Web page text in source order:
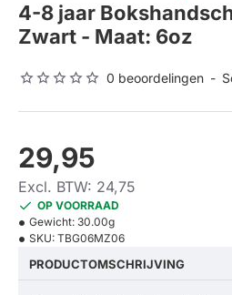
4-8 jaar
Zwart - Maat: 6oz
0 beoordelingen -
29,95
Excl. BTW: 24,75
OP VOORRAAD
Gewicht: 30.00g
SKU: TBG06MZ06
PRODUCTOMSCHRIJVING